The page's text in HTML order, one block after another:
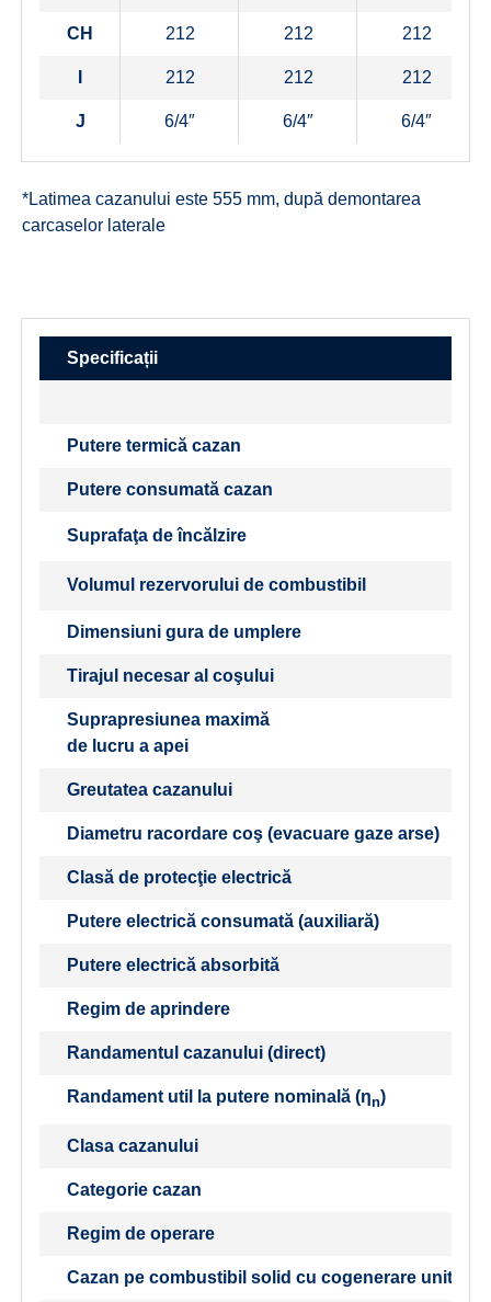
CH 212 212 212
212 212 212
J 6/4″ 6/4″ 6/4″
*Latimea cazanului este 555 mm, după demontarea
carcaselor laterale
Specificații
Putere termică cazan
Putere consumată cazan
Suprafaţa de încălzire
Volumul rezervorului de combustibil
Dimensiuni gura de umplere
Tirajul necesar al coşului
Suprapresiunea maximă
de lucru a apei
Greutatea cazanului
Diametru racordare coş (evacuare gaze arse)
Clasă de protecţie electrică
Putere electrică consumată (auxiliară)
Putere electrică absorbită
Regim de aprindere
Randamentul cazanului (direct)
Randament util la putere nominală (ηn)
Clasa cazanului
Categorie cazan
Regim de operare
Cazan pe combustibil solid cu cogenerare unitate